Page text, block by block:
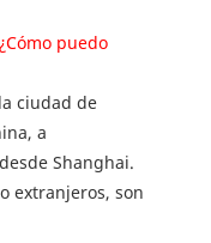
puedo
ciudad de
a
Shanghai.
extranjeros, son